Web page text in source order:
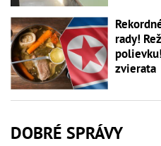
rady!
zvierata
DOBRÉ SPRÁVY